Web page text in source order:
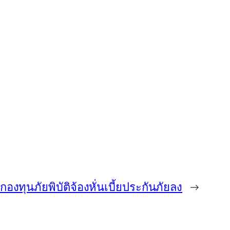
กองทุนภัยพิบัติจ้องหั่นเบี้ยประกันภัยลง →